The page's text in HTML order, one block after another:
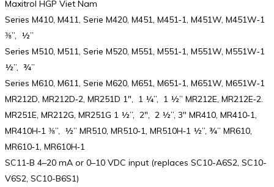
Maxitrol HGP Viet Nam
Series M410, M411, Serie M420, M451, M451‑1, M451W, M451W‑1
⅜”, ½”
Series M510, M511, Serie M520, M551, M551‑1, M551W, M551W‑1
½”, ¾”
Series M610, M611, Serie M620, M651, M651‑1, M651W, M651W‑1
MR212D, MR212D‑2, MR251D 1″, 1 ¼”, 1 ½” MR212E, MR212E‑2.
MR251E, MR212G, MR251G 1 ½”, 2″, 2 ½”, 3″ MR410, MR410‑1,
MR410H‑1 ⅜”, ½” MR510, MR510‑1, MR510H‑1 ½”, ¾” MR610,
MR610‑1, MR610H‑1
SC11‑B 4–20 mA or 0–10 VDC input (replaces SC10-A6S2, SC10-
V6S2, SC10-B6S1)